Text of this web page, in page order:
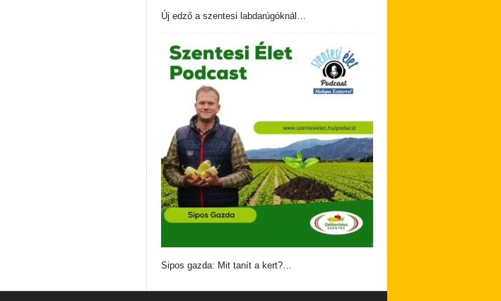
Új edző a szentesi labdarúgóknál…
Sipos gazda: Mit tanít a kert?…